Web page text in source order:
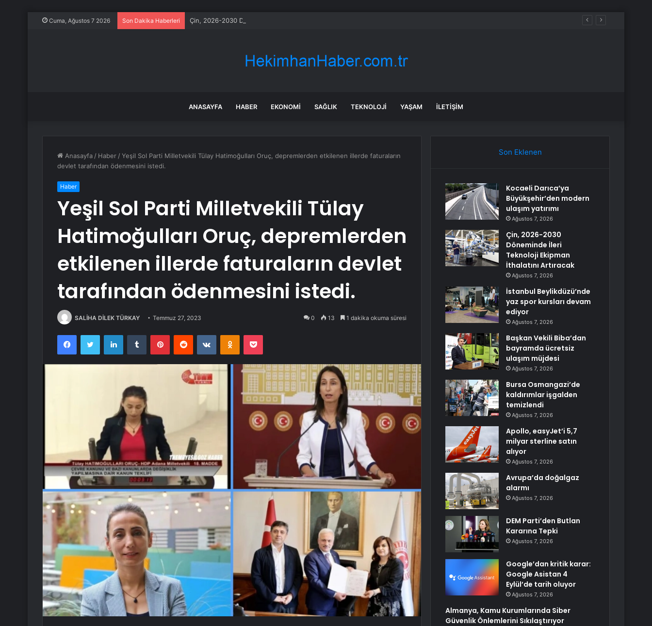
Cuma, Ağustos 7 2026 Son Dakika Haberleri Çin, 2026-2030 Döneminde İleri Teknoloji Ekipman İthalatını Artıracak
ANASAYFA HABER EKONOMI SAĞLIK TEKNOLOJI YAŞAM İLETIŞIM
Anasayfa / Haber /Yeşil Sol Parti Milletvekili Tülay Hatimoğulları Oruç, depremlerden etkilenen illerde faturaların
devlet tarafından ödenmesini istedi.
Haber
Yeşil Sol Parti Milletvekili Tülay
Hatimoğulları Oruç, depremlerden
etkilenen illerde faturaların devlet
tarafından ödenmesini istedi.
SALİHA DİLEK TÜRKAY Temmuz 27, 2023 0 13 1 dakika okuma süresi
FacebookTwitter LinkedInTumblr PinterestReddit VKontakteOdnoklassniki
Pocket
Son Eklenen
Kocaeli Darıca’ya
Büyükşehir’den modern
ulaşım yatırımı
Ağustos 7, 2026
Çin, 2026-2030
Döneminde İleri
Teknoloji Ekipman
İthalatını Artıracak
Ağustos 7, 2026
İstanbul Beylikdüzü’nde
yaz spor kursları devam
ediyor
Ağustos 7, 2026
Başkan Vekili Biba’dan
bayramda ücretsiz
ulaşım müjdesi
Ağustos 7, 2026
Bursa Osmangazi’de
kaldırımlar işgalden
temizlendi
Ağustos 7, 2026
Apollo, easyJet’i 5,7
milyar sterline satın
alıyor
Ağustos 7, 2026
Avrupa’da doğalgaz
alarmı
Ağustos 7, 2026
DEM Parti’den Butlan
Kararına Tepki
Ağustos 7, 2026
Google’dan kritik karar:
Google Asistan 4
Eylül’de tarih oluyor
Ağustos 7, 2026
Almanya, Kamu Kurumlarında Siber
Güvenlik Önlemlerini Sıkılaştırıyor